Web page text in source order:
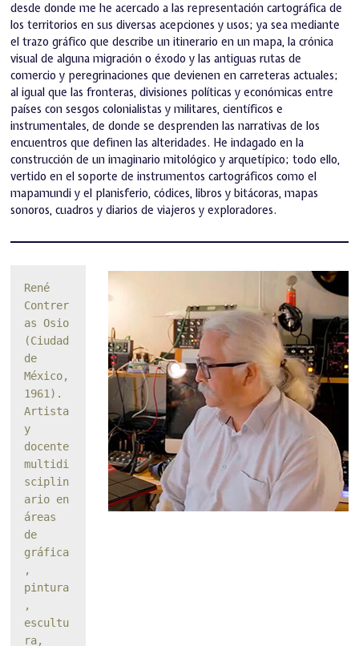
desde donde me he acercado a las representación cartográfica de
los territorios en sus diversas acepciones y usos; ya sea mediante
el trazo gráfico que describe un itinerario en un mapa, la crónica
visual de alguna migración o éxodo y las antiguas rutas de
comercio y peregrinaciones que devienen en carreteras actuales;
al igual que las fronteras, divisiones políticas y económicas entre
países con sesgos colonialistas y militares, científicos e
instrumentales, de donde se desprenden las narrativas de los
encuentros que definen las alteridades. He indagado en la
construcción de un imaginario mitológico y arquetípico; todo ello,
vertido en el soporte de instrumentos cartográficos como el
mapamundi y el planisferio, códices, libros y bitácoras, mapas
sonoros, cuadros y diarios de viajeros y exploradores.
René
Contrer
as Osio
(Ciudad
de
México,
1961).
Artista
y
docente
multidi
sciplin
ario en
áreas
de
gráfica
,
pintura
,
escultu
ra,